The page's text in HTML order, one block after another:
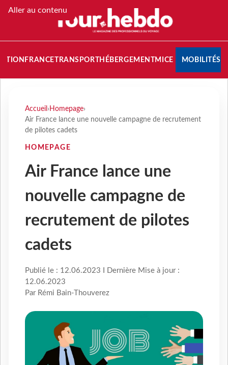
Aller au contenu
FRANCETRANSPORT HÉBERGEMENTMICE MOBILITÉS
Accueil › Homepage›
Air France lance une nouvelle campagne de recrutement
de pilotes cadets
HOMEPAGE
Air France lance une
nouvelle campagne de
recrutement de pilotes
cadets
Publié le : 12.06.2023 I Dernière Mise à jour :
12.06.2023
Par Rémi Bain-Thouverez